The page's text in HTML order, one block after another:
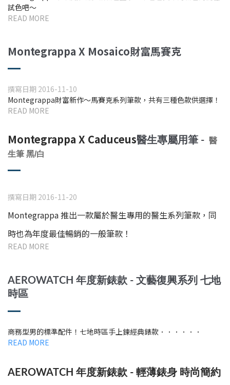
試色吧～
READ MORE
Montegrappa X Mosaico財富馬賽克
撰寫日期 2016-11-10
Montegrappa財富新作～馬賽克系列筆款，共有三種色款供選擇！
READ MORE
Montegrappa X Caduceus醫生專屬用筆 - 醫
生筆 黑/白
撰寫日期 2016-11-20
Montegrappa 推出一款屬於醫生專用的醫生系列筆款，同
時也為年度最佳暢銷的一般筆款！
READ MORE
AEROWATCH 年度新錶款 - 文藝復興系列 七地
時區
商務型男的標準配件！七地時區手上鍊經典錶款．．．．．．
READ MORE
AEROWATCH 年度新錶款 - 輕薄錶身 時尚簡約